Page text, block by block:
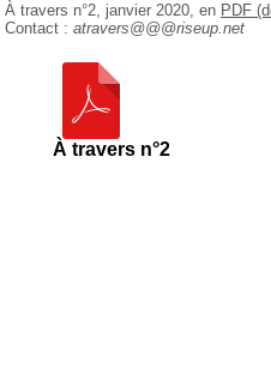
À travers n°2, janvier 2020, en PDF
Contact : atravers@@@riseup.net
À travers n°2